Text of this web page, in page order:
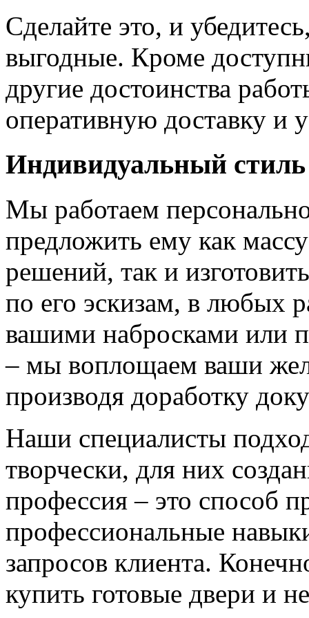
Сделайте это, и
выгодные. Кроме
другие достоинства
оперативную доставку и
Индивидуальный стиль
Мы работаем
предложить ему как
решений, так и
по его эскизам, в любых
вашими набросками или
– мы воплощаем ваши
производя доработку
Наши специалисты
творчески, для них
профессия – это способ
профессиональные
запросов клиента.
купить готовые двери и